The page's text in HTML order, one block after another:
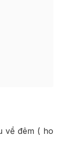
về đêm ( ho